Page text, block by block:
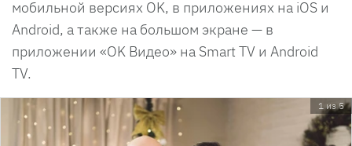
мобильной версиях OK, в приложениях на iOS и
Android, а также на большом экране — в
приложении «OK Видео» на Smart TV и Android
TV.
1 из 5